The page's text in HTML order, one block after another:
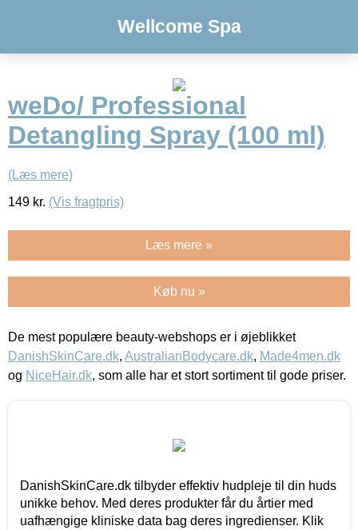
Wellcome Spa
weDo/ Professional
Detangling Spray (100 ml)
(Læs mere)
149 kr. (Vis fragtpris)
Læs mere »
Køb nu »
De mest populære beauty-webshops er i øjeblikket
DanishSkinCare.dk, AustralianBodycare.dk, Made4men.dk
og NiceHair.dk, som alle har et stort sortiment til gode priser.
DanishSkinCare.dk tilbyder effektiv hudpleje til din huds
unikke behov. Med deres produkter får du årtier med
uafhængige kliniske data bag deres ingredienser. Klik